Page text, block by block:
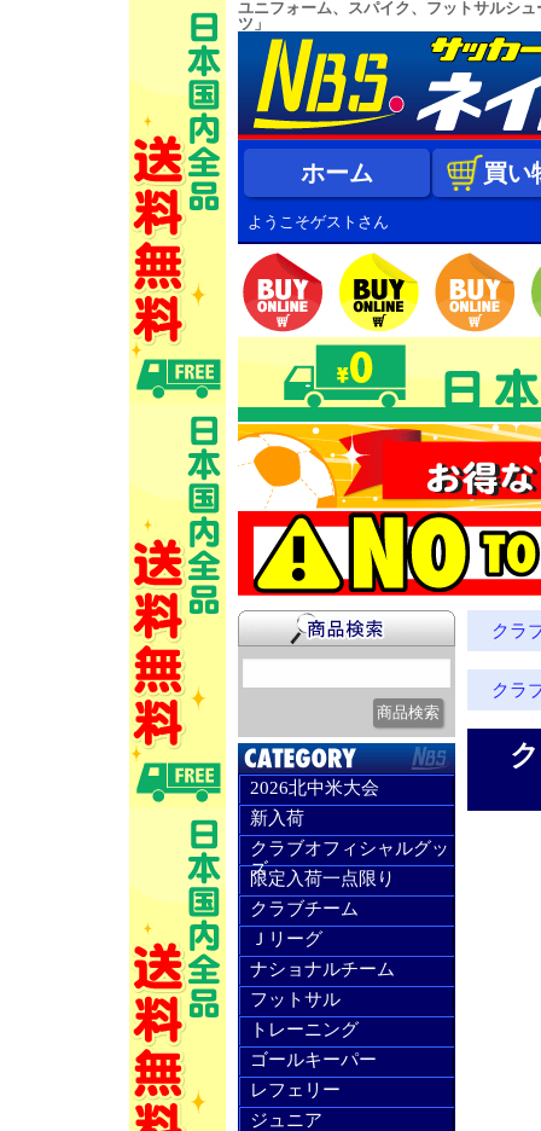
ユニフォーム、スパイク、フットサルシ
ツ」
ホーム 買い
ようこそゲストさん
2026北中米大会
新入荷
クラブオフィシャルグッ
ズ
限定入荷一点限り
クラブチーム
Ｊリーグ
ナショナルチーム
フットサル
トレーニング
ゴールキーパー
レフェリー
ジュニア
クラ
クラ